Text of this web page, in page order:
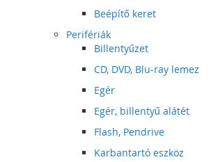
Beépítő keret
Perifériák
Billentyűzet
CD, DVD, Blu-ray lemez
Egér
Egér, billentyű alátét
Flash, Pendrive
Karbantartó eszköz